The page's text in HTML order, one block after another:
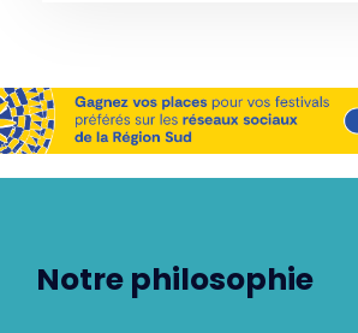
Notre philosophie